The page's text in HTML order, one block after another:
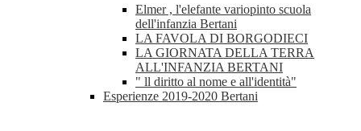
Elmer , l'elefante variopinto scuola
dell'infanzia Bertani
LA FAVOLA DI BORGODIECI
LA GIORNATA DELLA TERRA
ALL'INFANZIA BERTANI
" ll diritto al nome e all'identità"
Esperienze 2019-2020 Bertani